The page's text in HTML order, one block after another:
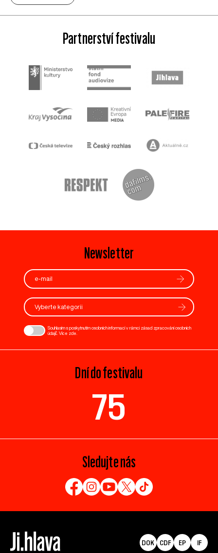
Partnerství festivalu
Newsletter
Vyberte kategorii
Souhlasím s poskytnutím osobních informací v rámci zásad zpracování osobních
údajů. Více zde
Dní do festivalu
75
Sledujte nás
DOK CDF EP IF